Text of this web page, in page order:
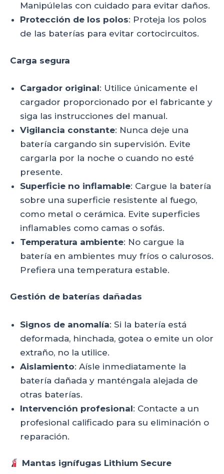
Manipúlelas con cuidado para evitar daños.
Protección de los polos: Proteja los polos
de las baterías para evitar cortocircuitos.
Carga segura
Cargador original: Utilice únicamente el
cargador proporcionado por el fabricante y
siga las instrucciones del manual.
Vigilancia constante: Nunca deje una
batería cargando sin supervisión. Evite
cargarla por la noche o cuando no esté
presente.
Superficie no inflamable: Cargue la batería
sobre una superficie resistente al fuego,
como metal o cerámica. Evite superficies
inflamables como camas o sofás.
Temperatura ambiente: No cargue la
batería en ambientes muy fríos o calurosos.
Prefiera una temperatura estable.
Gestión de baterías dañadas
Signos de anomalía: Si la batería está
deformada, hinchada, gotea o emite un olor
extraño, no la utilice.
Aislamiento: Aísle inmediatamente la
batería dañada y manténgala alejada de
otras baterías.
Intervención profesional: Contacte a un
profesional calificado para su eliminación o
reparación.
Mantas ignífugas Lithium Secure